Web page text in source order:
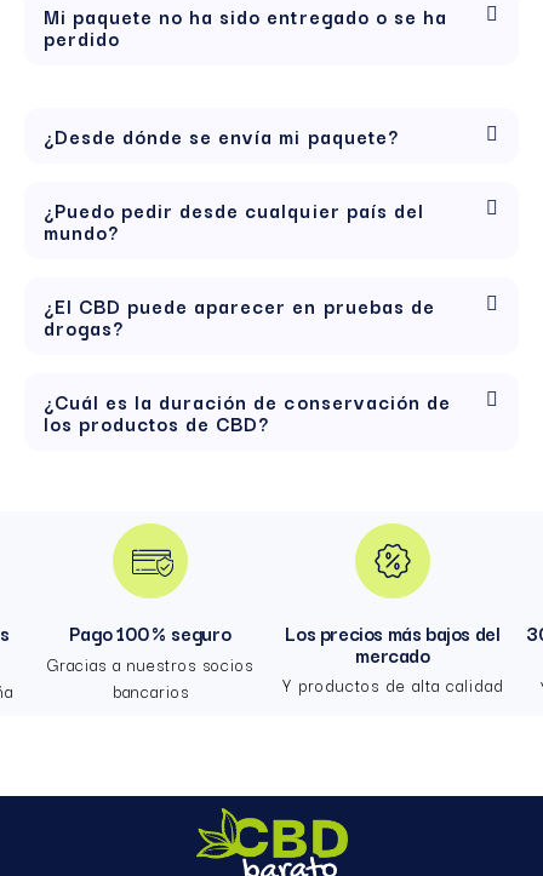
Mi paquete no ha sido entregado o se ha
perdido
¿Desde dónde se envía mi paquete?
¿Puedo pedir desde cualquier país del
mundo?
¿El CBD puede aparecer en pruebas de
drogas?
¿Cuál es la duración de conservación de
los productos de CBD?
Pago 100 % seguro
Gracias a nuestros socios
bancarios
Los precios más bajos del
mercado
Y productos de alta calidad